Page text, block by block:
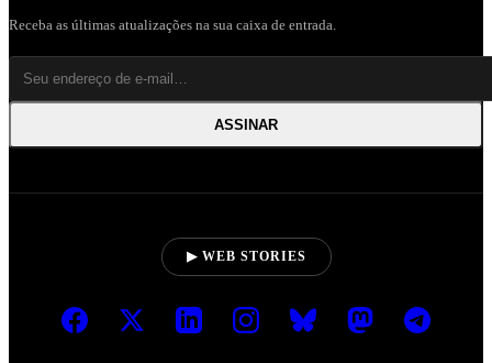
Receba as últimas atualizações na sua caixa de entrada.
ASSINAR
▶ WEB STORIES